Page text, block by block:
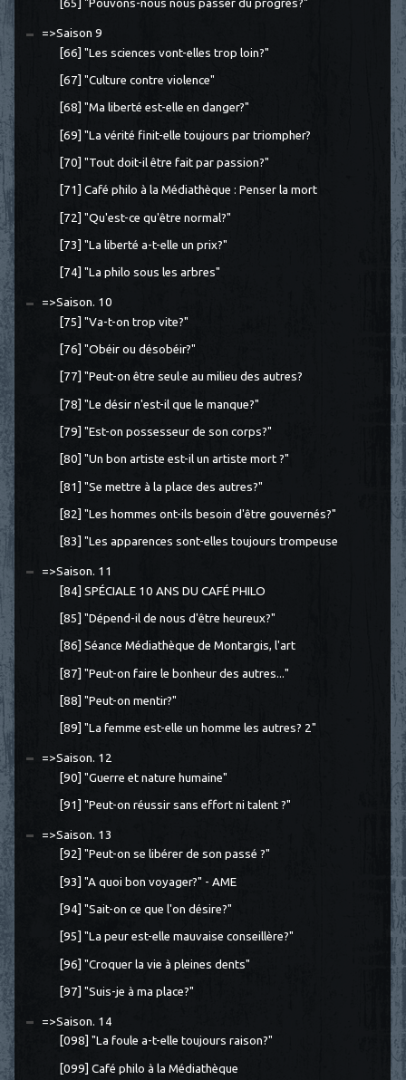
[65] "Pouvons-nous nous passer du progrès?"
=>Saison 9
[66] "Les sciences vont-elles trop loin?"
[67] "Culture contre violence"
[68] "Ma liberté est-elle en danger?"
[69] "La vérité finit-elle toujours par triompher?
[70] "Tout doit-il être fait par passion?"
[71] Café philo à la Médiathèque : Penser la mort
[72] "Qu'est-ce qu'être normal?"
[73] "La liberté a-t-elle un prix?"
[74] "La philo sous les arbres"
=>Saison. 10
[75] "Va-t-on trop vite?"
[76] "Obéir ou désobéir?"
[77] "Peut-on être seul·e au milieu des autres?
[78] "Le désir n'est-il que le manque?"
[79] "Est-on possesseur de son corps?"
[80] "Un bon artiste est-il un artiste mort ?"
[81] "Se mettre à la place des autres?"
[82] "Les hommes ont-ils besoin d'être gouvernés?"
[83] "Les apparences sont-elles toujours trompeuse
=>Saison. 11
[84] SPÉCIALE 10 ANS DU CAFÉ PHILO
[85] "Dépend-il de nous d'être heureux?"
[86] Séance Médiathèque de Montargis, l'art
[87] "Peut-on faire le bonheur des autres..."
[88] "Peut-on mentir?"
[89] "La femme est-elle un homme les autres? 2"
=>Saison. 12
[90] "Guerre et nature humaine"
[91] "Peut-on réussir sans effort ni talent ?"
=>Saison. 13
[92] "Peut-on se libérer de son passé ?"
[93] "A quoi bon voyager?" - AME
[94] "Sait-on ce que l'on désire?"
[95] "La peur est-elle mauvaise conseillère?"
[96] "Croquer la vie à pleines dents"
[97] "Suis-je à ma place?"
=>Saison. 14
[098] "La foule a-t-elle toujours raison?"
[099] Café philo à la Médiathèque